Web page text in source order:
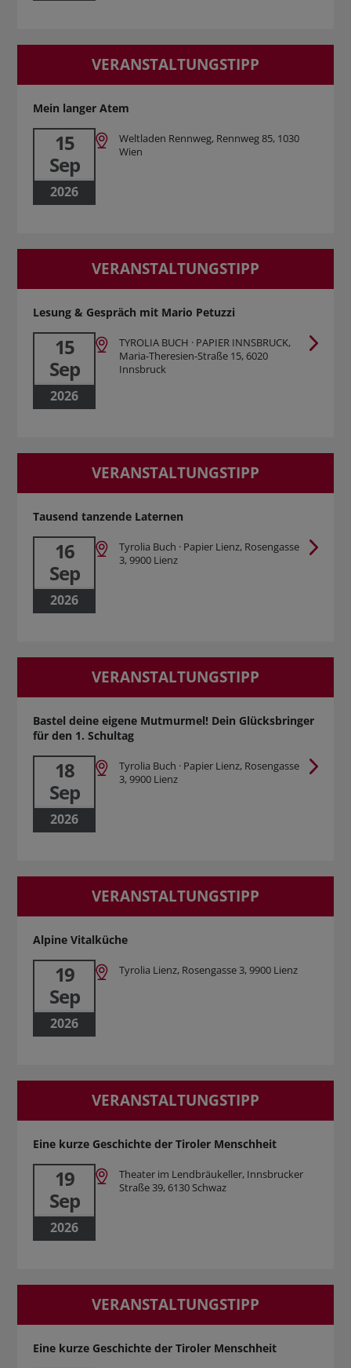
VERANSTALTUNGSTIPP
Mein langer Atem
15
Sep
2026
Weltladen Rennweg, Rennweg 85, 1030
Wien
VERANSTALTUNGSTIPP
Lesung & Gespräch mit Mario Petuzzi
15
Sep
2026
TYROLIA BUCH · PAPIER INNSBRUCK,
Maria-Theresien-Straße 15, 6020
Innsbruck
VERANSTALTUNGSTIPP
Tausend tanzende Laternen
16
Sep
2026
Tyrolia Buch · Papier Lienz, Rosengasse
3, 9900 Lienz
VERANSTALTUNGSTIPP
Bastel deine eigene Mutmurmel! Dein Glücksbringer
für den 1. Schultag
18
Sep
2026
Tyrolia Buch · Papier Lienz, Rosengasse
3, 9900 Lienz
VERANSTALTUNGSTIPP
Alpine Vitalküche
19
Sep
2026
Tyrolia Lienz, Rosengasse 3, 9900 Lienz
VERANSTALTUNGSTIPP
Eine kurze Geschichte der Tiroler Menschheit
19
Sep
2026
Theater im Lendbräukeller, Innsbrucker
Straße 39, 6130 Schwaz
VERANSTALTUNGSTIPP
Eine kurze Geschichte der Tiroler Menschheit